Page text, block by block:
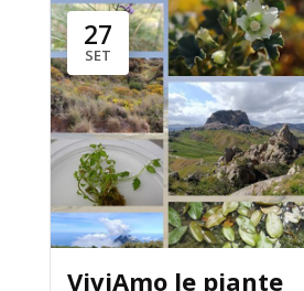
27
SET
ViviAmo le piante